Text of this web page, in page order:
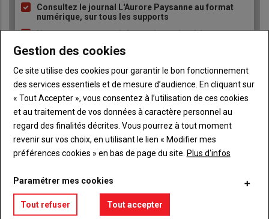
puceConsultez le journal L'Aurore Paysanne au format
numérique, sur tous les supports
Ne manquez aucune information grâce à la
Sous-
titre
Vous êtes abonné(e)
TITRE IDENTIFIEZ-VOUS
Body
Connectez-vous à votre compte pour profiter
de votre abonnement
Lien
Je m'inscrit
Gestion des cookies
Ce site utilise des cookies pour garantir le bon fonctionnement
des services essentiels et de mesure d’audience. En cliquant sur
« Tout Accepter », vous consentez à l’utilisation de ces cookies
et au traitement de vos données à caractère personnel au
regard des finalités décrites. Vous pourrez à tout moment
revenir sur vos choix, en utilisant le lien « Modifier mes
préférences cookies » en bas de page du site. Plus d'infos
Paramétrer mes cookies
Tout refuser Tout accepter